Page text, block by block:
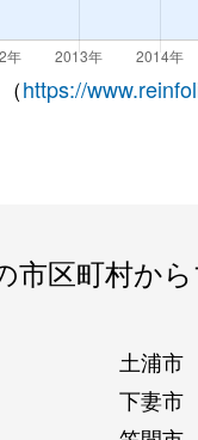
https://
市区町村か
土浦市
下妻市